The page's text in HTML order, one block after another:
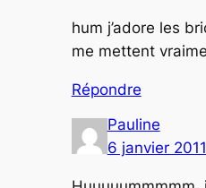
hum j’adore les
me mettent
Répondre
Pauline
6 janvier 2011